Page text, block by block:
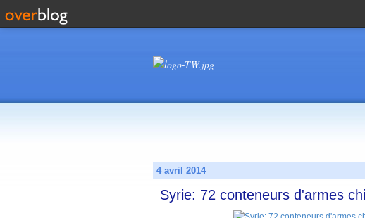
4 avril 2014
Syrie: 72 conteneurs d'armes